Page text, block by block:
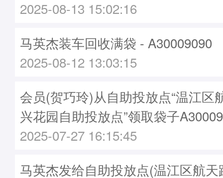
2025-08-13 15:02:16
马英杰装车回收满袋 - A30009090
2025-08-12 13:03:15
会员(贺巧玲)从自助投放点“温江区
兴花园自助投放点”领取袋子
2025-07-27 16:15:45
马英杰发给自助投放点(温江区航